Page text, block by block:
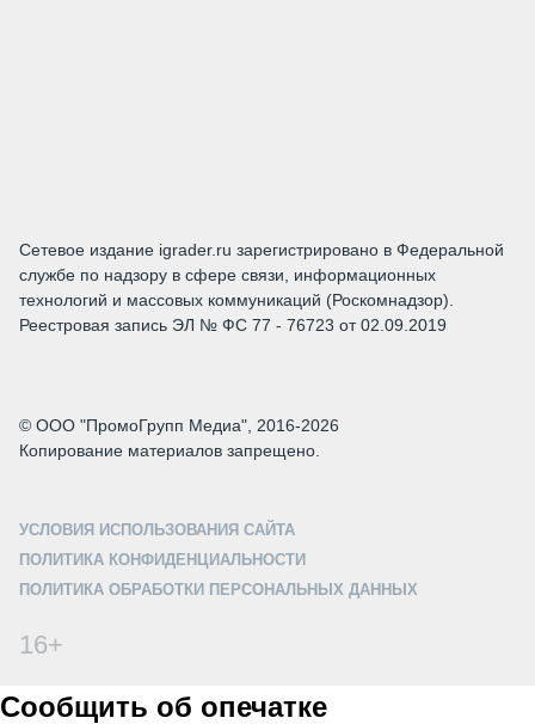
Сетевое издание igrader.ru зарегистрировано в Федеральной
службе по надзору в сфере связи, информационных
технологий и массовых коммуникаций (Роскомнадзор).
Реестровая запись ЭЛ № ФС 77 - 76723 от 02.09.2019
© ООО "ПромоГрупп Медиа", 2016-2026
Копирование материалов запрещено.
УСЛОВИЯ ИСПОЛЬЗОВАНИЯ САЙТА
ПОЛИТИКА КОНФИДЕНЦИАЛЬНОСТИ
ПОЛИТИКА ОБРАБОТКИ ПЕРСОНАЛЬНЫХ ДАННЫХ
16+
Сообщить об опечатке